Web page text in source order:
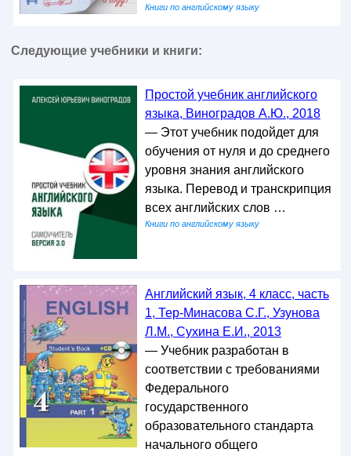
Книги по английскому языку
Следующие учебники и книги:
Простой учебник английского
языка, Виноградов А.Ю., 2018
— Этот учебник подойдет для
обучения от нуля и до среднего
уровня знания английского
языка. Перевод и транскрипция
всех английских слов …
Книги по английскому языку
Английский язык, 4 класс, часть
1, Тер-Минасова С.Г., Узунова
Л.М., Сухина Е.И., 2013
— Учебник разработан в
соответствии с требованиями
Федерального
государственного
образовательного стандарта
начального общего